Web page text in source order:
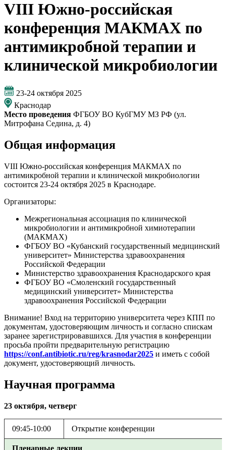
VIII Южно-российская
конференция МАКМАХ по
антимикробной терапии и
клинической микробиологии
23-24 октября 2025
Краснодар
Место проведения ФГБОУ ВО КубГМУ МЗ РФ (ул.
Митрофана Седина, д. 4)
Общая информация
VIII Южно-российская конференция МАКМАХ по
антимикробной терапии и клинической микробиологии
состоится 23-24 октября 2025 в Краснодаре.
Организаторы:
Межрегиональная ассоциация по клинической
микробиологии и антимикробной химиотерапии
(МАКМАХ)
ФГБОУ ВО «Кубанский государственный медицинский
университет» Министерства здравоохранения
Российской Федерации
Министерство здравоохранения Краснодарского края
ФГБОУ ВО «Смоленский государственный
медицинский университет» Министерства
здравоохранения Российской Федерации
Внимание! Вход на территорию университета через КПП по
документам, удостоверяющим личность и согласно спискам
заранее зарегистрировавшихся. Для участия в конференции
просьба пройти предварительную регистрацию
https://conf.antibiotic.ru/reg/krasnodar2025 и иметь с собой
документ, удостоверяющий личность.
Научная программа
23 октября, четверг
09:45-10:00 Открытие конференции
Пленарные лекции